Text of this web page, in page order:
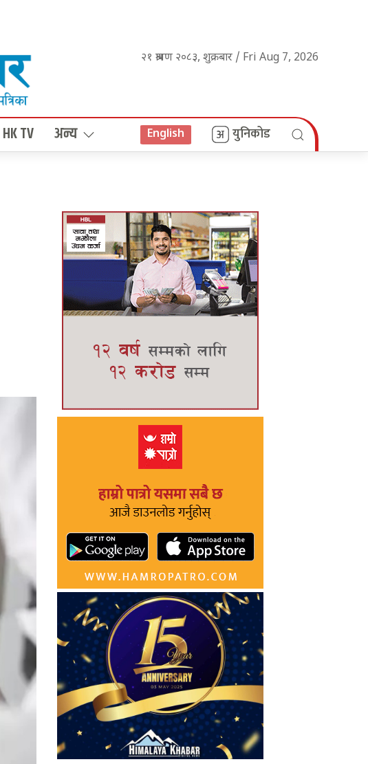
२१ श्रावण २०८३, शुक्रबार / Fri Aug 7, 2026
HK TV अन्य English युनिकोड